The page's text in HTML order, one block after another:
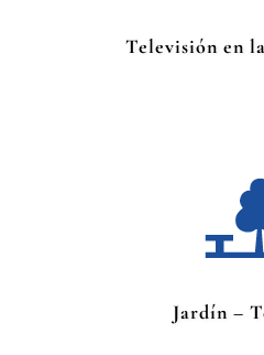
Televisión en
Jardín –